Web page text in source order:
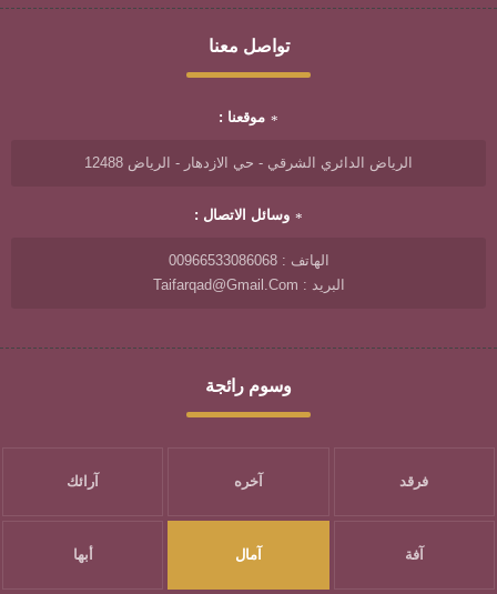
تواصل معنا
موقعنا :
الرياض الدائري الشرقي - حي الازدهار - الرياض 12488
وسائل الاتصال :
الهاتف : 00966533086068
البريد : Taifarqad@gmail.com
وسوم رائجة
فرقد آخره آرائك
آفة آمال أبها